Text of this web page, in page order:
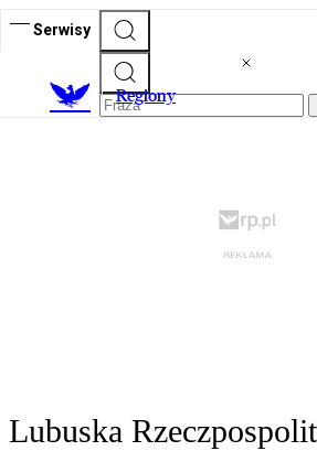
Serwisy
Regiony
Lubuska